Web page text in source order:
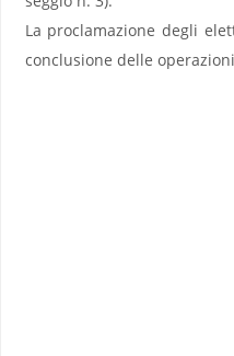
La proclamazione degli
conclusione delle